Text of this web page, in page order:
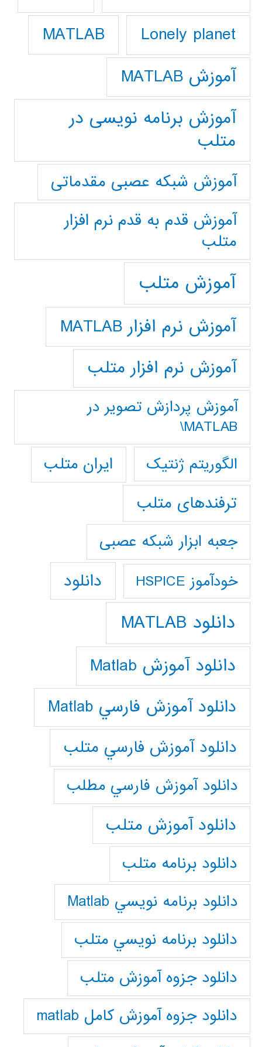
Lonely planet
MATLAB
آموزش MATLAB
آموزش برنامه نویسی در
متلب
آموزش شبکه عصبی مقدماتی
آموزش قدم به قدم نرم افزار
متلب
آموزش متلب
آموزش نرم افزار MATLAB
آموزش نرم افزار متلب
آموزش پردازش تصوير در
MATLAB\
الگوریتم ژنتیک
ایران متلب
ترفندهای متلب
جعبه ابزار شبکه عصبی
خودآموز HSPICE دانلود
دانلود MATLAB
دانلود آموزش Matlab
دانلود آموزش فارسي Matlab
دانلود آموزش فارسي متلب
دانلود آموزش فارسي مطلب
دانلود آموزش متلب
دانلود برنامه متلب
دانلود برنامه نويسي Matlab
دانلود برنامه نويسي متلب
دانلود جزوه آموزش متلب
دانلود جزوه آموزش کامل matlab